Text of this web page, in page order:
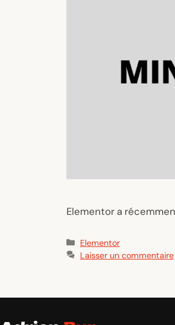
Elementor a
Catégories
Elementor
Laisser un commentaire